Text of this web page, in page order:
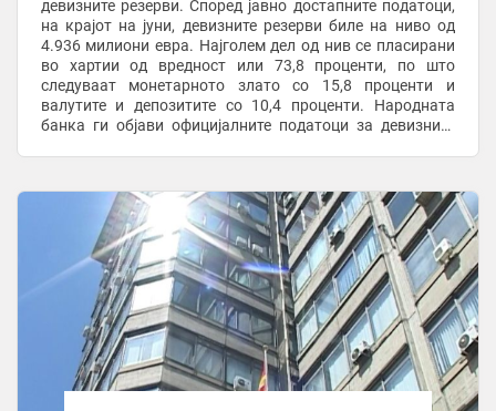
девизните резерви. Според јавно достапните податоци,
на крајот на јуни, девизните резерви биле на ниво од
4.936 милиони евра. Најголем дел од нив се пласирани
во хартии од вредност или 73,8 проценти, по што
следуваат монетарното злато со 15,8 проценти и
валутите и депозитите со 10,4 проценти. Народната
банка ги објави официјалните податоци за девизните